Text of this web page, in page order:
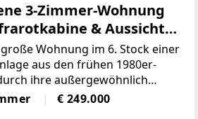
3-Zimmer-Wohnung
& Aussicht
Wohnung im 6. Stock einer
aus den frühen 1980er-
ihre außergewöhnlich
und eine Lage, die in
zu finden ist. Der Grundriss
€ 249.000